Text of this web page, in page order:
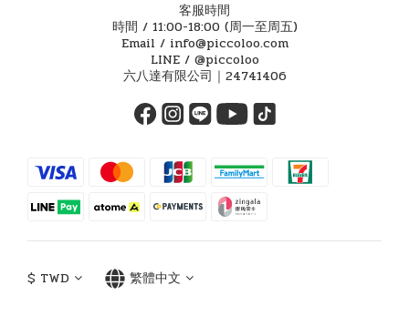
客服時間
時間 / 11:00-18:00 (周一至周五)
Email / info@piccoloo.com
LINE / @piccoloo
六八達有限公司｜24741406
$ TWD 繁體中文